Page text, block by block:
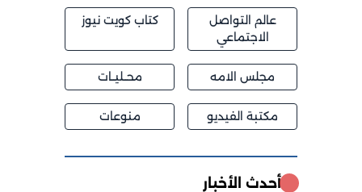
عالم التواصل
الاجتماعي
كتاب كويت نيوز
مجلس الامه محــليــات
مكتبة الفيديو منوعات
أحدث الأخبار